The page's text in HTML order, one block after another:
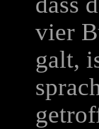
vier
galt,